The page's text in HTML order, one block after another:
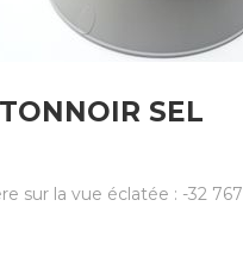
SEL
sur la vue éclatée : -32 767